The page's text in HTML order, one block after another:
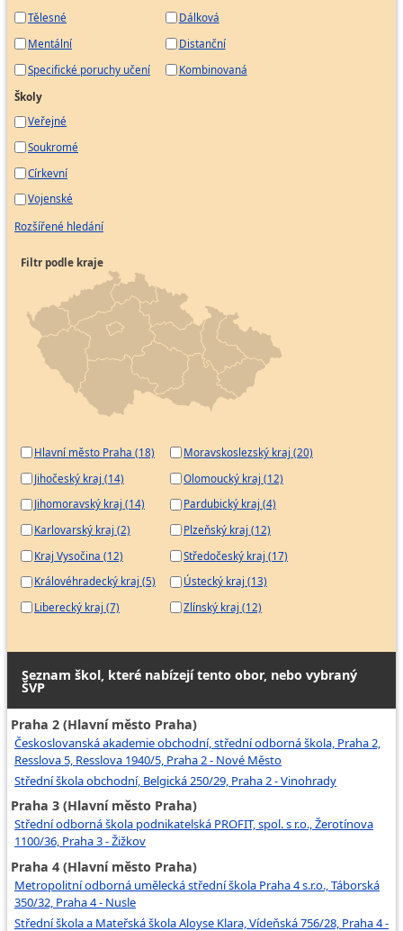
Tělesné
Mentální
Specifické poruchy učení
Dálková
Distanční
Kombinovaná
Školy
Veřejné
Soukromé
Církevní
Vojenské
Rozšířené hledání
Filtr podle kraje
Hlavní město Praha (18)
Jihočeský kraj (14)
Jihomoravský kraj (14)
Karlovarský kraj (2)
Kraj Vysočina (12)
Královéhradecký kraj (5)
Liberecký kraj (7)
Moravskoslezský kraj (20)
Olomoucký kraj (12)
Pardubický kraj (4)
Plzeňský kraj (12)
Středočeský kraj (17)
Ústecký kraj (13)
Zlínský kraj (12)
Seznam škol, které nabízejí tento obor, nebo vybraný
ŠVP
Praha 2 (Hlavní město Praha)
Českoslovanská akademie obchodní, střední odborná škola, Praha 2,
Resslova 5, Resslova 1940/5, Praha 2 - Nové Město
Střední škola obchodní, Belgická 250/29, Praha 2 - Vinohrady
Praha 3 (Hlavní město Praha)
Střední odborná škola podnikatelská PROFIT, spol. s r.o., Žerotínova
1100/36, Praha 3 - Žižkov
Praha 4 (Hlavní město Praha)
Metropolitní odborná umělecká střední škola Praha 4 s.r.o., Táborská
350/32, Praha 4 - Nusle
Střední škola a Mateřská škola Aloyse Klara, Vídeňská 756/28, Praha 4 -